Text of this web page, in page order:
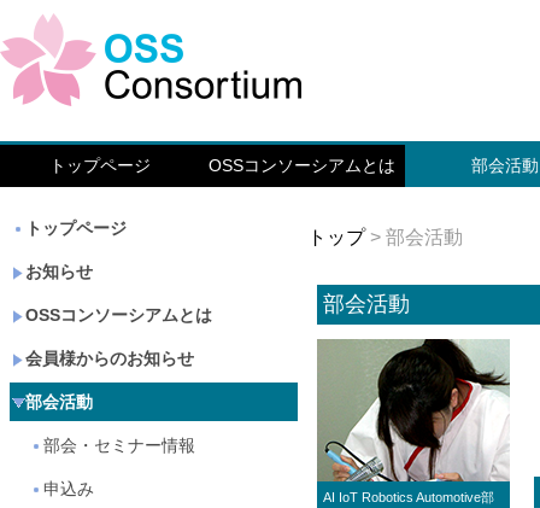
トップページ OSSコンソーシアムとは 部会活動
トップページ
お知らせ
OSSコンソーシアムとは
会員様からのお知らせ
部会活動
部会・セミナー情報
申込み
トップ> 部会活動
部会活動
AI IoT Robotics Automotive部